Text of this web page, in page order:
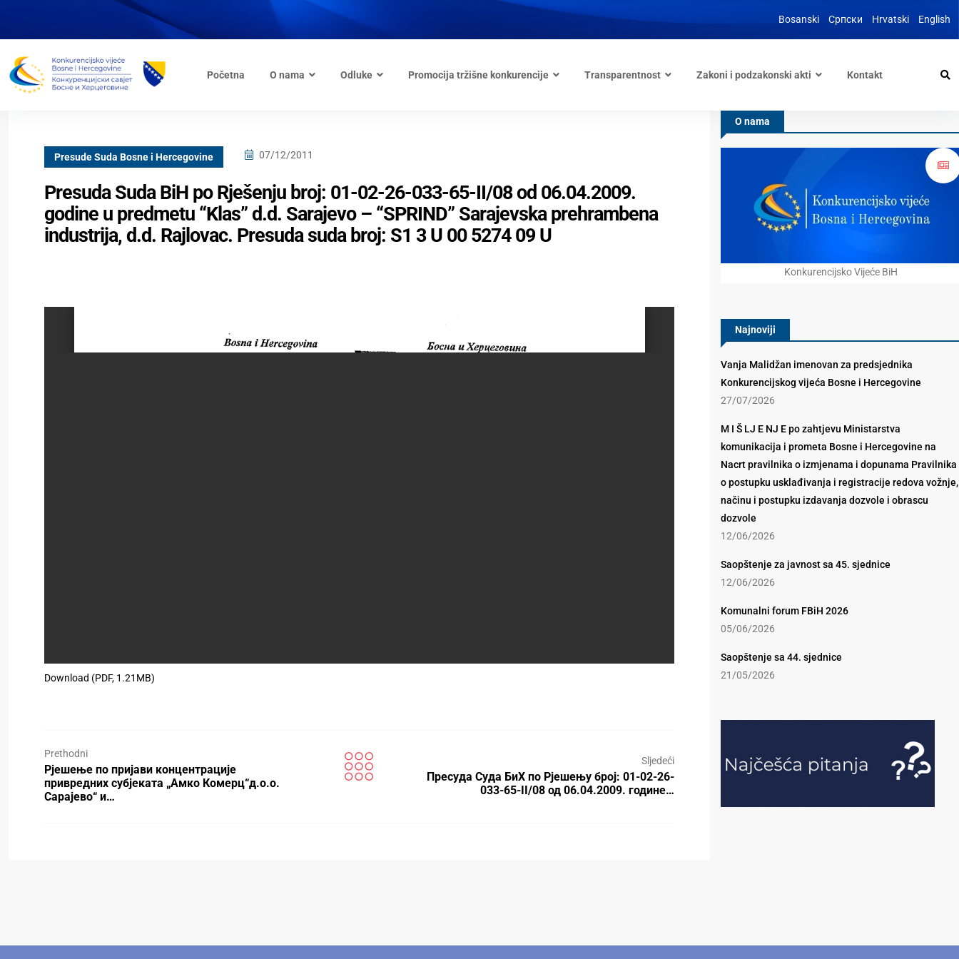
Bosanski Српски Hrvatski English
Početna O nama Odluke Promocija tržišne konkurencije Transparentnost Zakoni i podzakonski akti Kontakt
Presude Suda Bosne i Hercegovine 07/12/2011
Presuda Suda BiH po Rješenju broj: 01-02-26-033-65-II/08 od 06.04.2009.
godine u predmetu “Klas” d.d. Sarajevo – “SPRIND” Sarajevska prehrambena
industrija, d.d. Rajlovac. Presuda suda broj: S1 3 U 00 5274 09 U
Download (PDF, 1.21MB)
Prethodni
Рјешење по пријави концентрације
привредних субјеката „Амко Комерц“д.о.о.
Сарајево“ и…
Sljedeći
Пресуда Суда БиХ по Рјешењу број: 01-02-26-
033-65-II/08 од 06.04.2009. године…
O nama
Konkurencijsko Vijeće BiH
Najnoviji
Vanja Malidžan imenovan za predsjednika
Konkurencijskog vijeća Bosne i Hercegovine
27/07/2026
M I Š LJ E NJ E po zahtjevu Ministarstva
komunikacija i prometa Bosne i Hercegovine na
Nacrt pravilnika o izmjenama i dopunama Pravilnika
o postupku usklađivanja i registracije redova vožnje,
načinu i postupku izdavanja dozvole i obrascu
dozvole
12/06/2026
Saopštenje za javnost sa 45. sjednice
12/06/2026
Komunalni forum FBiH 2026
05/06/2026
Saopštenje sa 44. sjednice
21/05/2026